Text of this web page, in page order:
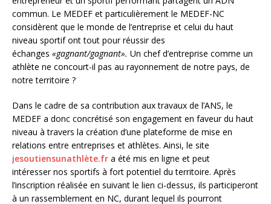
commun. Le MEDEF et particulièrement le MEDEF-NC
considèrent que le monde de l’entreprise et celui du haut
niveau sportif ont tout pour réussir des
échanges «gagnant/gagnant». Un chef d’entreprise comme un
athlète ne concourt-il pas au rayonnement de notre pays, de
notre territoire ?
Dans le cadre de sa contribution aux travaux de l’ANS, le
MEDEF a donc concrétisé son engagement en faveur du haut
niveau à travers la création d’une plateforme de mise en
relations entre entreprises et athlètes. Ainsi, le site
jesoutiensunathlète.fr a été mis en ligne et peut
intéresser nos sportifs à fort potentiel du territoire. Après
l’inscription réalisée en suivant le lien ci-dessus, ils participeront
à un rassemblement en NC, durant lequel ils pourront